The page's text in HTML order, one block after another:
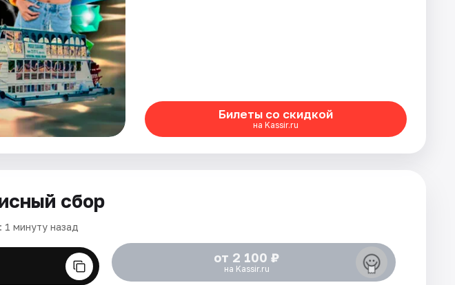
Билеты со скидкой
на Kassir.ru
сбор
минуту назад
от 2 100 ₽
на Kassir.ru